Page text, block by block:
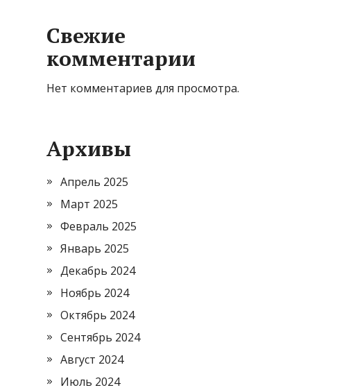
Свежие
комментарии
Нет комментариев для просмотра.
Архивы
Апрель 2025
Март 2025
Февраль 2025
Январь 2025
Декабрь 2024
Ноябрь 2024
Октябрь 2024
Сентябрь 2024
Август 2024
Июль 2024